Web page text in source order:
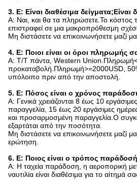
3. Ε: Είναι διαθέσιμα
Α: Ναι, και θα τα πληρώσετε.Το κόστος
επιστραφεί σε μια μακροπρόθεσμη
Μη διστάσετε να επικοινωνήσετε μαζί
4. Ε: Ποιοι είναι οι όροι πληρωμής
Α: T/T πάντα, Western
προκαταβολή.Πληρωμή>=2000USD,
υπόλοιπο πριν από την αποστολή.
5. Ε: Πόσος είναι ο χρόνος
Α: Γενικά χρειάζονται 8 έως 10
παραγγελία, 15 έως 20 εργάσιμες
και προσαρμοσμένη παραγγελία.Ο
εξαρτάται από την ποσότητα.
Μη διστάσετε να επικοινωνήσετε μαζί
ερώτηση.
6. Ε: Ποιος είναι ο τρόπος
Α: Η ταχεία παράδοση, η αεροπορική
ναυτιλία είναι διαθέσιμα για το αίτημά